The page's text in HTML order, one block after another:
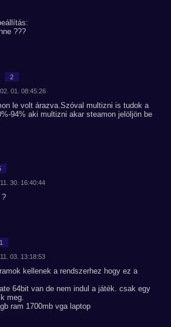
???
2
01. 08:45:26
le volt árazva.Szóval multizni is tudok a
94% aki multizni akar steamon jelöljön be
30. 16:40:44
?
1
03. 13:18:53
kellenek a rendszerhez hogy ez a
64bit van de nem indul a játék. csak egy
meg.
ram 1700mb vga laptop